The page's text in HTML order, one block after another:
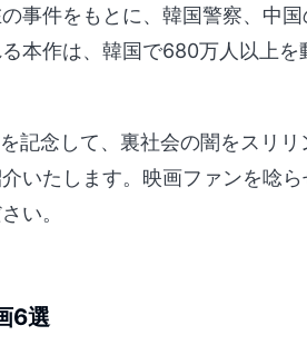
事件をもとに、韓国警察、中
本作は、韓国で680万人以上を
記念して、裏社会の闇をスリ
いたします。映画ファンを唸
い。
6選